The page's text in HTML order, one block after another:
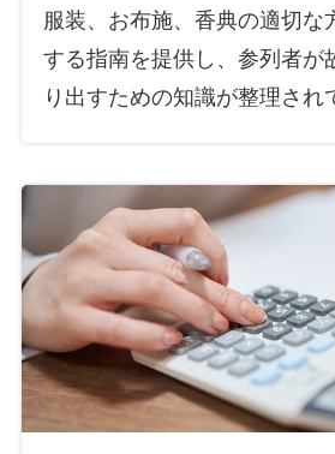
服装、お布施、香典の適切な
する指南を提供し、参列者が
り出すための知識が整理され